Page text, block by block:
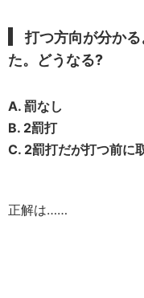
打つ方向が分か
た。どうなる?
A. 罰なし
B. 2罰打
C. 2罰打だが打つ前に
正解は……